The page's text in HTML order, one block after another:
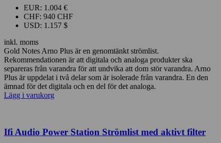
EUR: 1.004 €
CHF: 940 CHF
USD: 1.157 $
inkl. moms
Gold Notes Arno Plus är en genomtänkt strömlist.
Rekommendationen är att digitala och analoga produkter ska
separeras från varandra för att undvika att dom stör varandra. Arno
Plus är uppdelat i två delar som är isolerade från varandra. En den
ämnad för det digitala och en del för det analoga.
Lägg i varukorg
Ifi Audio Power Station Strömlist med aktivt filter